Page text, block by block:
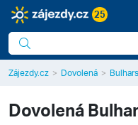
25
Zájezdy.cz Dovolená
Dovolená